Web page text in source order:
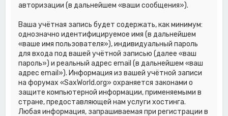
авторизации (в дальнейшем «ваши сообщения»).
Ваша учётная запись будет содержать, как минимум:
однозначно идентифицируемое имя (в дальнейшем
«ваше имя пользователя»), индивидуальный пароль
для входа под вашей учётной записью (далее «ваш
пароль») и реальный адрес email (в дальнейшем «ваш
адрес email»). Информация из вашей учётной записи
на форумах «SaxWorld.org» охраняется законами о
защите компьютерной информации, применяемыми в
стране, предоставляющей нам услуги хостинга.
Любая информация, запрашиваемая при регистрации в